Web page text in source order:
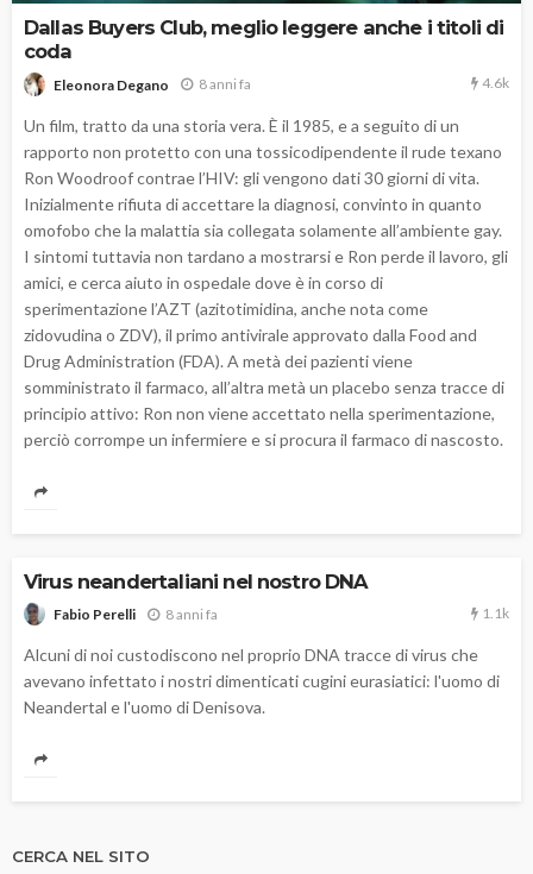
Dallas Buyers Club, meglio leggere anche i titoli di
coda
Eleonora Degano 8 anni fa 4.6k
Un film, tratto da una storia vera. È il 1985, e a seguito di un
rapporto non protetto con una tossicodipendente il rude texano
Ron Woodroof contrae l’HIV: gli vengono dati 30 giorni di vita.
Inizialmente rifiuta di accettare la diagnosi, convinto in quanto
omofobo che la malattia sia collegata solamente all’ambiente gay.
I sintomi tuttavia non tardano a mostrarsi e Ron perde il lavoro, gli
amici, e cerca aiuto in ospedale dove è in corso di
sperimentazione l’AZT (azitotimidina, anche nota come
zidovudina o ZDV), il primo antivirale approvato dalla Food and
Drug Administration (FDA). A metà dei pazienti viene
somministrato il farmaco, all’altra metà un placebo senza tracce di
principio attivo: Ron non viene accettato nella sperimentazione,
perciò corrompe un infermiere e si procura il farmaco di nascosto.
Virus neandertaliani nel nostro DNA
Fabio Perelli 8 anni fa 1.1k
Alcuni di noi custodiscono nel proprio DNA tracce di virus che
avevano infettato i nostri dimenticati cugini eurasiatici: l'uomo di
Neandertal e l'uomo di Denisova.
CERCA NEL SITO